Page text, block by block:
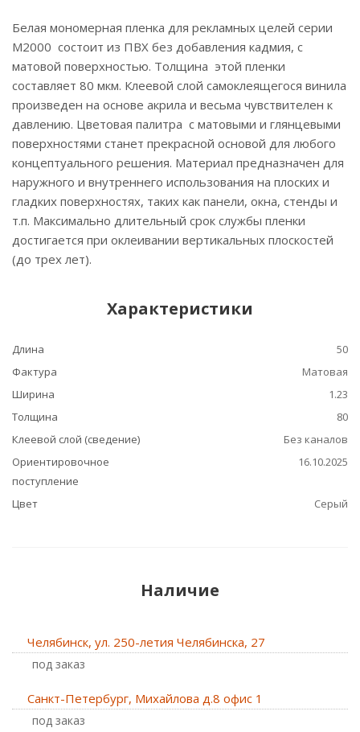
Белая мономерная пленка для рекламных целей серии
M2000 состоит из ПВХ без добавления кадмия, с
матовой поверхностью. Толщина этой пленки
составляет 80 мкм. Клеевой слой самоклеящегося винила
произведен на основе акрила и весьма чувствителен к
давлению. Цветовая палитра с матовыми и глянцевыми
поверхностями станет прекрасной основой для любого
концептуального решения. Материал предназначен для
наружного и внутреннего использования на плоских и
гладких поверхностях, таких как панели, окна, стенды и
т.п. Максимально длительный срок службы пленки
достигается при оклеивании вертикальных плоскостей
(до трех лет).
Характеристики
Длина
50
Фактура
Матовая
Ширина
1.23
Толщина
80
Клеевой слой (сведение)
Без каналов
Ориентировочное
поступление
16.10.2025
Цвет Серый
Наличие
Челябинск, ул. 250-летия Челябинска, 27
Под заказ
Санкт-Петербург, Михайлова д.8 офис 1
Под заказ